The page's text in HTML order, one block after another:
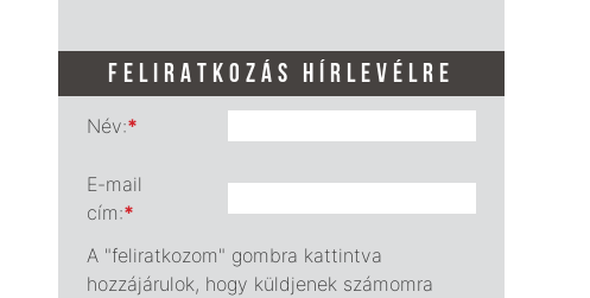
FELIRATKOZÁS HÍRLEVÉLRE
Név:*
E-mail
cím:*
A "feliratkozom" gombra kattintva
hozzájárulok, hogy küldjenek számomra